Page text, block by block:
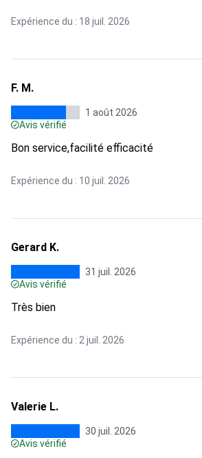
Expérience du : 18 juil. 2026
F. M.
1 août 2026
Avis vérifié
Bon service,facilité efficacité
Expérience du : 10 juil. 2026
Gerard K.
31 juil. 2026
Avis vérifié
Très bien
Expérience du : 2 juil. 2026
Valerie L.
30 juil. 2026
Avis vérifié